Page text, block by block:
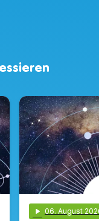
play_arrow 06. August